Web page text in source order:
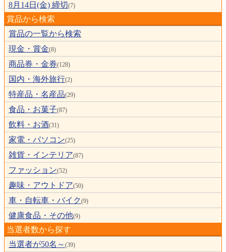
8月14日(金) 締切(7)
賞品から検索
賞品の一覧から検索
現金・賞金(8)
商品券・金券(128)
国内・海外旅行(2)
特産品・名産品(29)
食品・お菓子(87)
飲料・お酒(31)
家電・パソコン(25)
雑貨・インテリア(87)
ファッション(52)
趣味・アウトドア(50)
車・自転車・バイク (9)
健康食品・その他(9)
当選者数から探す
当選者が50名～ (39)